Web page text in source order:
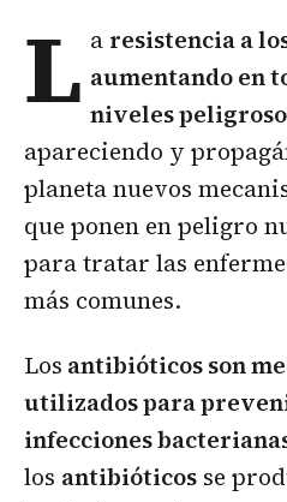
L a resistencia a
aumentando en
niveles
apareciendo y
planeta nuevos
que ponen en peligro
para tratar las
más comunes.
Los antibióticos son
utilizados para
infecciones
los antibióticos se